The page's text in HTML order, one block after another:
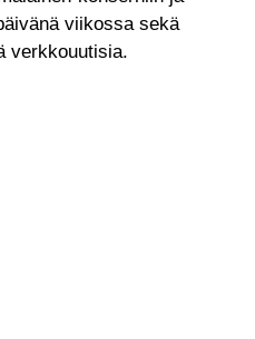
viikossa sekä
verkkouutisia.